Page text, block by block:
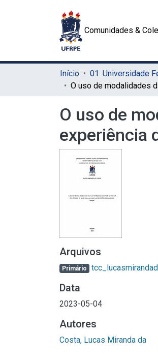
Comunidades &
Início
O uso de
experiência
Arquivos
Primário
Data
2023-05-04
Autores
Costa, Lucas Miranda da